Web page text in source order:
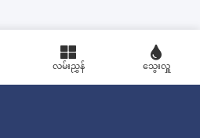
လမ်းညွှန် သွေးလှူ